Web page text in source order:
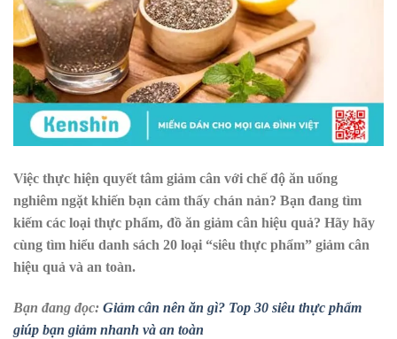
Việc thực hiện quyết tâm giảm cân với chế độ ăn uống
nghiêm ngặt khiến bạn cảm thấy chán nản? Bạn đang tìm
kiếm các loại thực phẩm, đồ ăn giảm cân hiệu quả? Hãy hãy
cùng tìm hiểu danh sách 20 loại “siêu thực phẩm” giảm cân
hiệu quả và an toàn.
Bạn đang đọc: Giảm cân nên ăn gì? Top 30 siêu thực phẩm
giúp bạn giảm nhanh và an toàn